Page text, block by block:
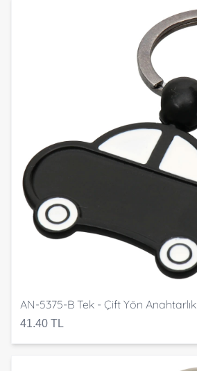
AN-5375-B Tek - Çift Yön Anahtarlık
41.40 TL